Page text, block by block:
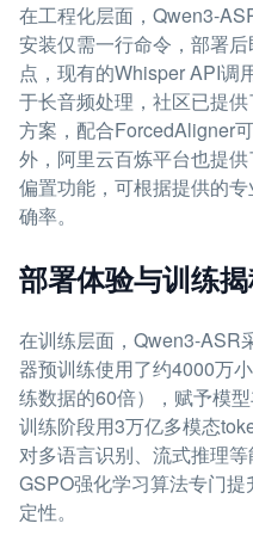
在工程化层面，Qwen3-
安装仅需一行命令，部署
点，现有的Whisper API调
于长音频处理，社区已提
方案，配合ForcedAligner
外，阿里云百炼平台也提
偏置功能，可根据提供的
确率。
部署体验与训练
在训练层面，Qwen3-ASR
器预训练使用了约4000万
练数据的60倍），赋予模
训练阶段用3万亿多模态
对多语言识别、流式推理
GSPO强化学习算法专门
定性。